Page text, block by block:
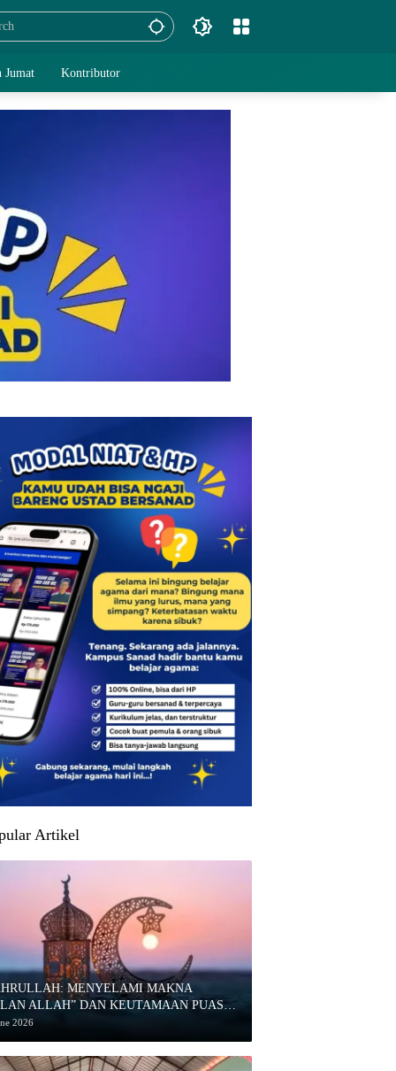
Jumat Kontributor
Artikel
MENYELAMI MAKNA
ALLAH” DAN KEUTAMAAN PUASA
2026